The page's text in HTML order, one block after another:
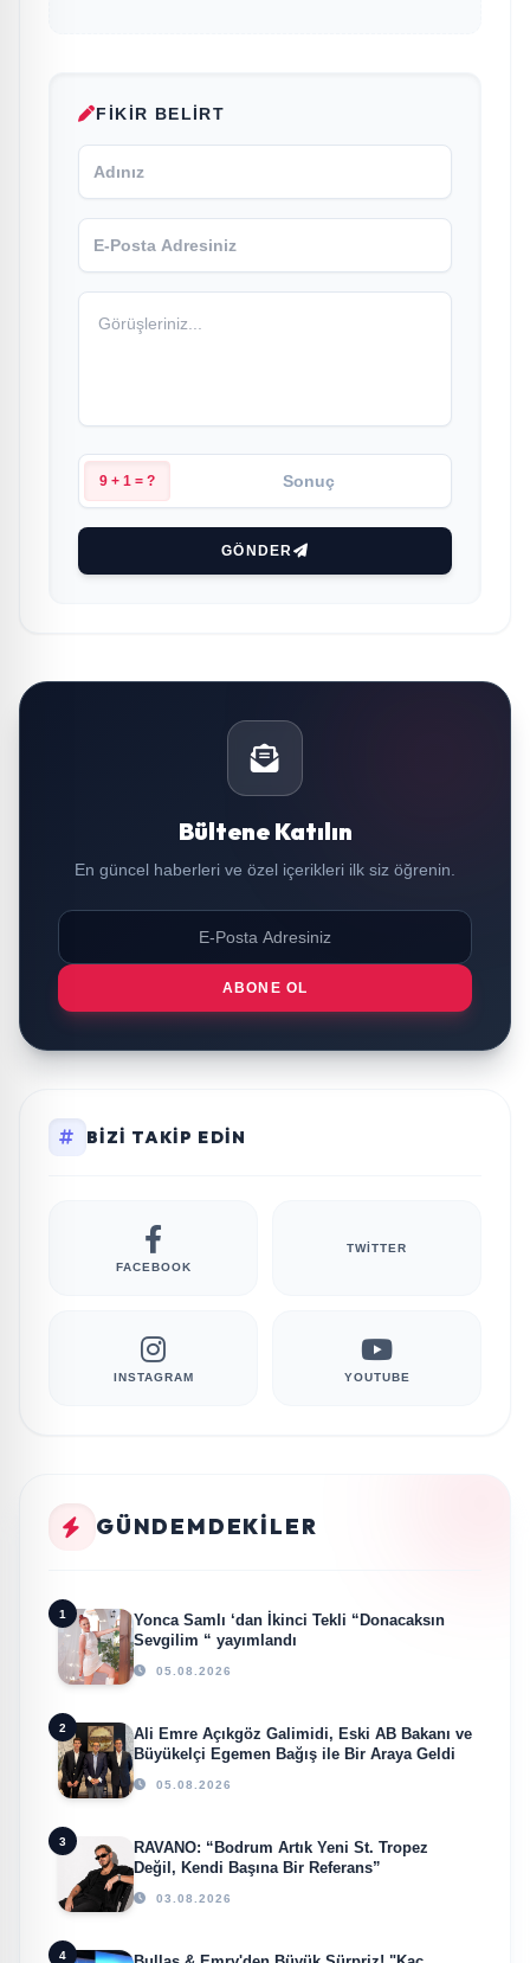
FIKIR BELIRT
9 + 1 = ?
GÖNDER
Bültene Katılın
En güncel haberleri ve özel içerikleri ilk siz öğrenin.
ABONE OL
BIZI TAKIP EDIN
FACEBOOK
TWITTER
INSTAGRAM YOUTUBE
GÜNDEMDEKILER
1
Yonca Samlı ‘dan İkinci Tekli “Donacaksın
Sevgilim “ yayımlandı
05.08.2026
2
Ali Emre Açıkgöz Galimidi, Eski AB Bakanı ve
Büyükelçi Egemen Bağış ile Bir Araya Geldi
05.08.2026
3
RAVANO: “Bodrum Artık Yeni St. Tropez
Değil, Kendi Başına Bir Referans”
03.08.2026
4